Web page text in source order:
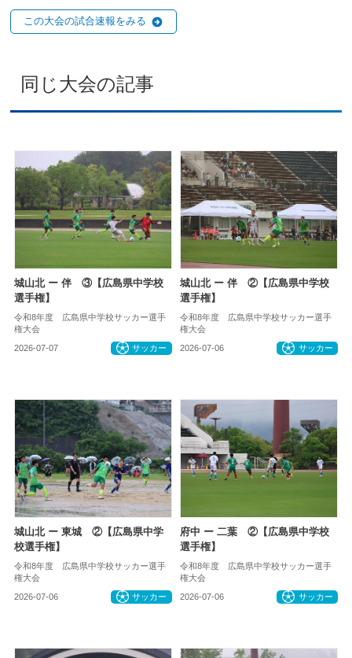
この大会の試合速報をみる
同じ大会の記事
城山北 ー 伴 ③【広島県中学校
選手権】
令和8年度 広島県中学校サッカー選手
権大会
2026-07-07 サッカー
城山北 ー 伴 ②【広島県中学校
選手権】
令和8年度 広島県中学校サッカー選手
権大会
2026-07-06 サッカー
城山北 ー 東城 ②【広島県中学
校選手権】
令和8年度 広島県中学校サッカー選手
権大会
2026-07-06 サッカー
府中 ー 二葉 ②【広島県中学校
選手権】
令和8年度 広島県中学校サッカー選手
権大会
2026-07-06 サッカー